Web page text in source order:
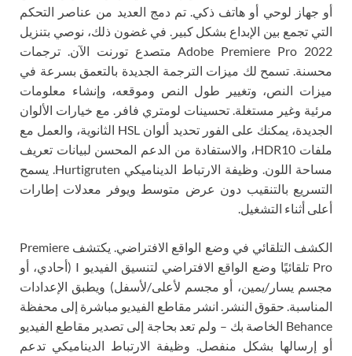
أو جهاز لوحي أو هاتف ذكي. تم دمج العديد من عناصر التحكم
التي تجمع بين الإبداع بشكل كبير. في غضون ذلك، نوصي بتنزيل
Adobe Premiere Pro 2022 متصدع تورنت الآن. ترجمات
محسنة. تسمح لك ميزات الترجمة الجديدة بالتعمق بسرعة في
ميزات النص، وتغيير طول النص وموقعه، وإنشاء معلومات
مرئية وغير مستغلة. تحسينات لومتري فافر. مع خيارات الألوان
الجديدة، يمكنك على الفور تحديد ألوان HSL الثانوية، والعمل مع
ملفات HDR10، والاستفادة من الدعم المحسن لبيانات تعريف
مساحة اللون. وظيفة الارتباط الديناميكي Hurtigruten. يسمح
التسريع بالتنقيب دون عرض متوسط ​​ويوفر معدلات إطارات
أعلى أثناء التشغيل.
الكشف التلقائي في وضع الواقع الافتراضي. يكتشف Premiere
Pro تلقائيًا وضع الواقع الافتراضي لتنسيق الفيديو I (أحادي، أو
مجسم يسار/يمين، أو مجسم لأعلى/لأسفل) ويطبق الإعدادات
المناسبة. حقوق النشر. انشر مقاطع الفيديو مباشرة إلى محفظة
Behance الخاصة بك – ولم تعد بحاجة إلى تصدير مقاطع الفيديو
أو إرسالها بشكل منفصل. وظيفة الارتباط الديناميكي تدعم